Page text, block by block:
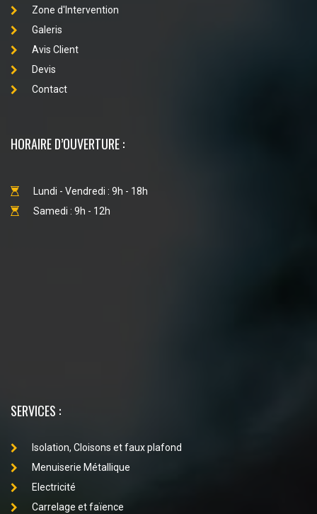
Zone d'Intervention
Galeris
Avis Client
Devis
Contact
HORAIRE D’OUVERTURE :
Lundi - Vendredi : 9h - 18h
Samedi : 9h - 12h
SERVICES :
Isolation, Cloisons et faux plafond
Menuiserie Métallique
Electricité
Carrelage et faïence